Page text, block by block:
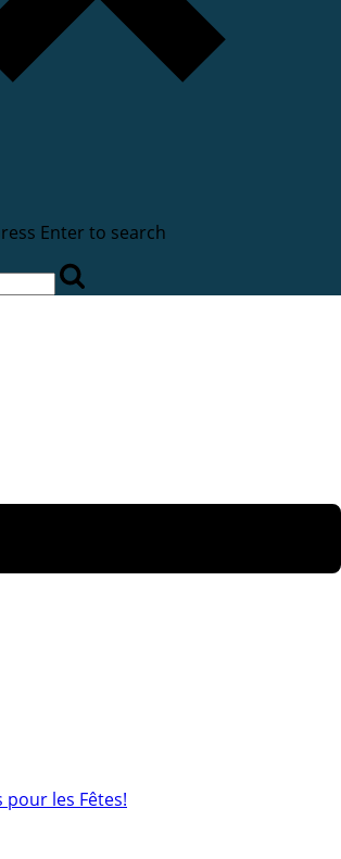
Enter to search
pour les Fêtes!